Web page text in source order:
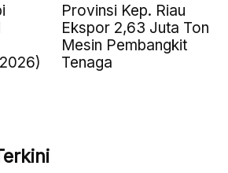
Provinsi Kep. Riau
Ekspor 2,63 Juta Ton
Mesin Pembangkit
Tenaga